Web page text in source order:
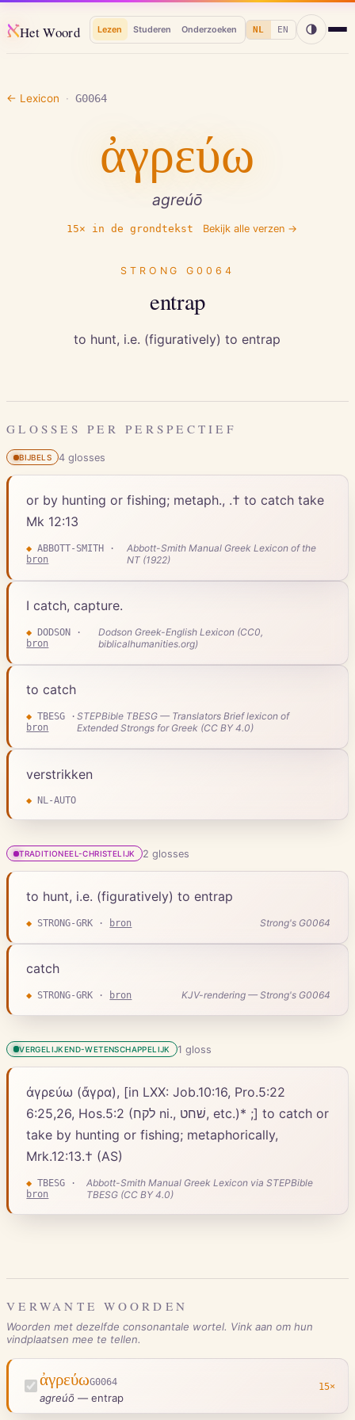
אHet Woord Lezen Studeren Onderzoeken NL EN
← Lexicon · G0064
ἀγρεύω
agreúō
15× in de grondtekst Bekijk alle verzen →
STRONGG0064
entrap
to hunt, i.e. (figuratively) to entrap
GLOSSES PER PERSPECTIEF
BIJBELS 4glosses
or by hunting or fishing; metaph., .† to catch take
Mk 12:13
◆ ABBOTT-SMITH ·
bron
Abbott-Smith Manual Greek Lexicon of the
NT (1922)
I catch, capture.
◆ DODSON ·
bron
Dodson Greek-English Lexicon (CC0,
biblicalhumanities.org)
to catch
◆ TBESG ·
bron
STEPBible TBESG — Translators Brief lexicon of
Extended Strongs for Greek (CC BY 4.0)
verstrikken
◆ NL-AUTO
TRADITIONEEL-CHRISTELIJK 2 glosses
to hunt, i.e. (figuratively) to entrap
◆ STRONG-GRK · bron Strong's G0064
catch
◆ STRONG-GRK · bron KJV-rendering — Strong's G0064
VERGELIJKEND-WETENSCHAPPELIJK 1 gloss
ἀγρεύω (ἄγρα), [in LXX: Job.10:16, Pro.5:22
6:25,26, Hos.5:2 (לקח ni., שׁחט, etc.)* ;] to catch or
take by hunting or fishing; metaphorically,
Mrk.12:13.† (AS)
◆ TBESG ·
bron
Abbott-Smith Manual Greek Lexicon via STEPBible
TBESG (CC BY 4.0)
VERWANTE WOORDEN
Woorden met dezelfde consonantale wortel. Vink aan om hun
vindplaatsen mee te tellen.
ἀγρεύωG0064
agreúō — entrap
15×